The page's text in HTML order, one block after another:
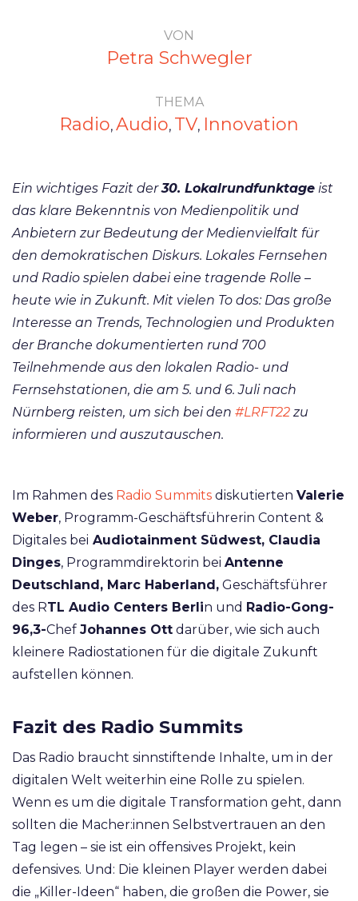
VON
Petra Schwegler
THEMA
Radio, Audio, TV, Innovation
Ein wichtiges Fazit der30. Lokalrundfunktage ist
das klare Bekenntnis von Medienpolitik und
Anbietern zur Bedeutung der Medienvielfalt für
den demokratischen Diskurs. Lokales Fernsehen
und Radio spielen dabei eine tragende Rolle –
heute wie in Zukunft. Mit vielen To dos: Das große
Interesse an Trends, Technologien und Produkten
der Branche dokumentierten rund 700
Teilnehmende aus den lokalen Radio- und
Fernsehstationen, die am 5. und 6. Juli nach
Nürnberg reisten, um sich bei den #LRFT22 zu
informieren und auszutauschen.
Im Rahmen des Radio Summits diskutierten Valerie
Weber, Programm-Geschäftsführerin Content &
Digitales bei Audiotainment Südwest, Claudia
Dinges, Programmdirektorin bei Antenne
Deutschland, Marc Haberland, Geschäftsführer
des RTL Audio Centers Berlin und Radio-Gong-
96,3-Chef Johannes Ott darüber, wie sich auch
kleinere Radiostationen für die digitale Zukunft
aufstellen können.
Fazit des Radio Summits
Das Radio braucht sinnstiftende Inhalte, um in der
digitalen Welt weiterhin eine Rolle zu spielen.
Wenn es um die digitale Transformation geht, dann
sollten die Macher:innen Selbstvertrauen an den
Tag legen – sie ist ein offensives Projekt, kein
defensives. Und: Die kleinen Player werden dabei
die „Killer-Ideen“ haben, die großen die Power, sie